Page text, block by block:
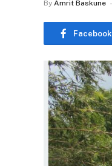
By Amrit Baskune
Facebook